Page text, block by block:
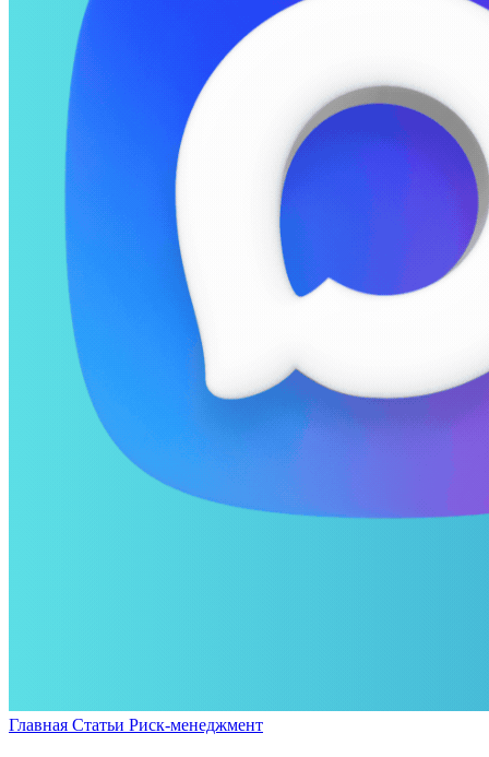
Главная Статьи Риск-менеджмент